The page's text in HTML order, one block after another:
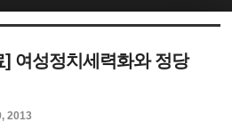
] 여성정치세력화와 정당
2013
케치북5